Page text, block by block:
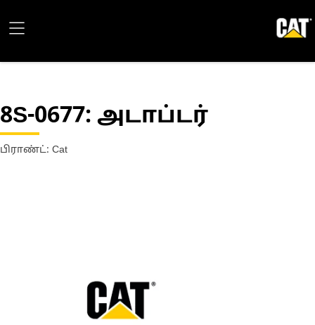
8S-0677: அடாப்டர்
பிராண்ட்: Cat